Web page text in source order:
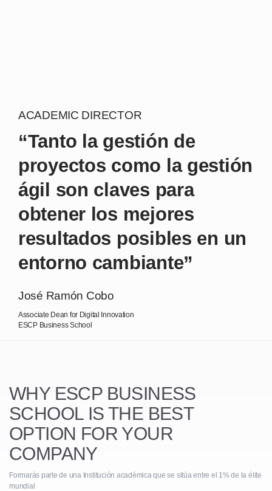
ACADEMIC DIRECTOR
“Tanto la gestión de
proyectos como la gestión
ágil son claves para
obtener los mejores
resultados posibles en un
entorno cambiante”
José Ramón Cobo
Associate Dean for Digital Innovation
ESCP Business School
WHY ESCP BUSINESS
SCHOOL IS THE BEST
OPTION FOR YOUR
COMPANY
Formarás parte de una Institución académica que se sitúa entre el 1% de la élite
mundial